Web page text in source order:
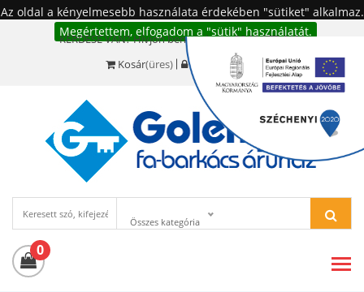
Az oldal a kényelmesebb használata érdekében "sütiket" alkalmaz.
Megértettem, elfogadom a "sütik" használatát.
KÉRDÉSE VAN? Hívjon bennünket!:+36 20 977-6494
Kosár(üres) Bejelentkezés
Összes kategória
0